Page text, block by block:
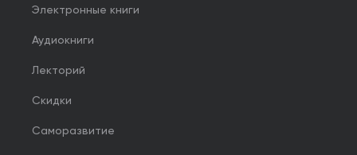
Электронные книги
Аудиокниги
Лекторий
Скидки
Саморазвитие